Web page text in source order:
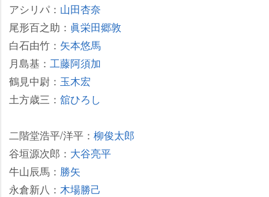
アシリパ： 山田杏奈
尾形百之助： 眞栄田郷敦
白石由竹： 矢本悠馬
月島基： 工藤阿須加
鶴見中尉： 玉木宏
土方歳三： 舘ひろし
二階堂浩平/洋平： 柳俊太郎
谷垣源次郎： 大谷亮平
牛山辰馬： 勝矢
永倉新八： 木場勝己